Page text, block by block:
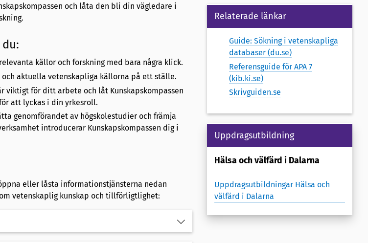
och låta den bli din vägledare i
källor och forskning med bara några klick.
aktuella vetenskapliga källorna på ett ställe.
viktigt för ditt arbete och låt Kunskapskompassen
att lyckas i din yrkesroll.
genomförandet av högskolestudier och främja
introducerar Kunskapskompassen dig i
eller låsta informationstjänsterna nedan
vetenskaplig kunskap och tillförligtlighet:
Relaterade länkar
Guide: Sökning i vetenskapliga
databaser (du.se)
Referensguide för APA 7
(kib.ki.se)
Skrivguiden.se
Uppdragsutbildning
Hälsa och välfärd i Dalarna
Uppdragsutbildningar Hälsa och
välfärd i Dalarna